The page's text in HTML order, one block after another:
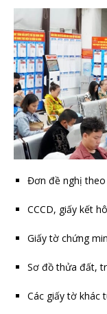
Đơn đề nghị
CCCD, giấy kết
Giấy tờ chứng
Sơ đồ thửa đất,
Các giấy tờ khác